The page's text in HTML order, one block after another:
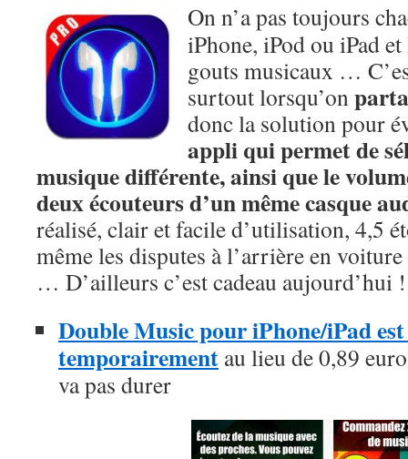
On n’a pas toujours
iPhone, iPod ou iPad
gouts musicaux …
surtout lorsqu’on
donc la solution pour
appli qui permet de
musique différente, ainsi que le
deux écouteurs d’un même casque
réalisé, clair et facile d’utilisation, 4,5
même les disputes à l’arrière en
… D’ailleurs c’est cadeau aujourd’hui !
Double Music pour iPhone/iPad
temporairement au lieu de 0,89
va pas durer